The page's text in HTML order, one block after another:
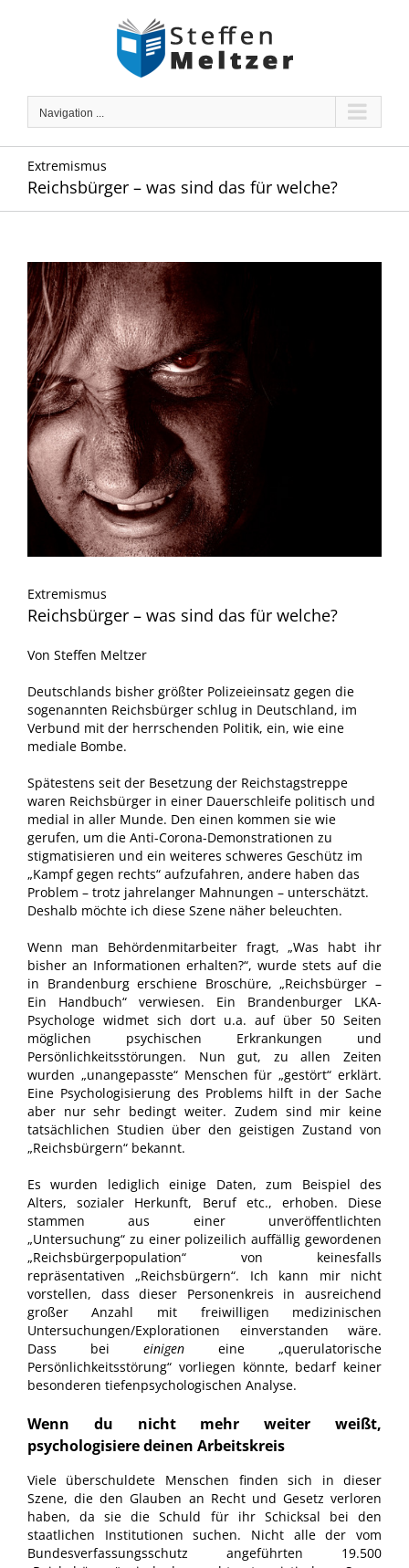
Navigation ...
Extremismus
Reichsbürger – was sind das für welche?
Zeige
grösseres
Bild
Extremismus
Reichsbürger – was sind das für welche?
Von Steffen Meltzer
Deutschlands bisher größter Polizeieinsatz gegen die
sogenannten Reichsbürger schlug in Deutschland, im
Verbund mit der herrschenden Politik, ein, wie eine
mediale Bombe.
Spätestens seit der Besetzung der Reichstagstreppe
waren Reichsbürger in einer Dauerschleife politisch und
medial in aller Munde. Den einen kommen sie wie
gerufen, um die Anti-Corona-Demonstrationen zu
stigmatisieren und ein weiteres schweres Geschütz im
„Kampf gegen rechts“ aufzufahren, andere haben das
Problem – trotz jahrelanger Mahnungen – unterschätzt.
Deshalb möchte ich diese Szene näher beleuchten.
Wenn man Behördenmitarbeiter fragt, „Was habt ihr
bisher an Informationen erhalten?“, wurde stets auf die
in Brandenburg erschiene Broschüre, „Reichsbürger –
Ein Handbuch“ verwiesen. Ein Brandenburger LKA-
Psychologe widmet sich dort u.a. auf über 50 Seiten
möglichen psychischen Erkrankungen und
Persönlichkeitsstörungen. Nun gut, zu allen Zeiten
wurden „unangepasste“ Menschen für „gestört“ erklärt.
Eine Psychologisierung des Problems hilft in der Sache
aber nur sehr bedingt weiter. Zudem sind mir keine
tatsächlichen Studien über den geistigen Zustand von
„Reichsbürgern“ bekannt.
Es wurden lediglich einige Daten, zum Beispiel des
Alters, sozialer Herkunft, Beruf etc., erhoben. Diese
stammen aus einer unveröffentlichten
„Untersuchung“ zu einer polizeilich auffällig gewordenen
„Reichsbürgerpopulation“ von keinesfalls
repräsentativen „Reichsbürgern“. Ich kann mir nicht
vorstellen, dass dieser Personenkreis in ausreichend
großer Anzahl mit freiwilligen medizinischen
Untersuchungen/Explorationen einverstanden wäre.
Dass bei einigen eine „querulatorische
Persönlichkeitsstörung“ vorliegen könnte, bedarf keiner
besonderen tiefenpsychologischen Analyse.
Wenn du nicht mehr weiter weißt,
psychologisiere deinen Arbeitskreis
Viele überschuldete Menschen finden sich in dieser
Szene, die den Glauben an Recht und Gesetz verloren
haben, da sie die Schuld für ihr Schicksal bei den
staatlichen Institutionen suchen. Nicht alle der vom
Bundesverfassungsschutz angeführten 19.500